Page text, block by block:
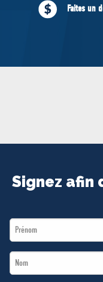
Faites un
Signez afin
First
Name
Last
Name